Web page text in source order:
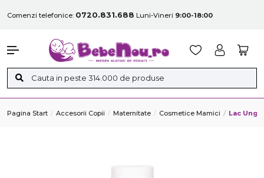
Comenzi telefonice: 0720.831.688 Luni-Vineri 9:00-18:00
Pagina Start Accesorii Copii Maternitate Cosmetice Mamici Lac